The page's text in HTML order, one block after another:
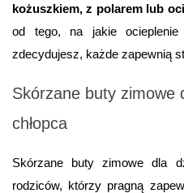
kożuszkiem, z polarem lub
od tego, na jakie
zdecydujesz, każde zapewnią
Skórzane buty zimowe
chłopca
Skórzane buty zimowe dla
rodziców, którzy pragną